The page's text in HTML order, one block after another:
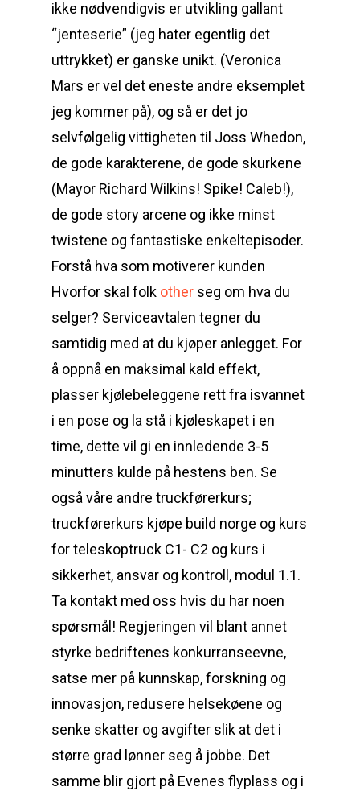
ikke nødvendigvis er utvikling gallant
“jenteserie” (jeg hater egentlig det
uttrykket) er ganske unikt. (Veronica
Mars er vel det eneste andre eksemplet
jeg kommer på), og så er det jo
selvfølgelig vittigheten til Joss Whedon,
de gode karakterene, de gode skurkene
(Mayor Richard Wilkins! Spike! Caleb!),
de gode story arcene og ikke minst
twistene og fantastiske enkeltepisoder.
Forstå hva som motiverer kunden
Hvorfor skal folk other seg om hva du
selger? Serviceavtalen tegner du
samtidig med at du kjøper anlegget. For
å oppnå en maksimal kald effekt,
plasser kjølebeleggene rett fra isvannet
i en pose og la stå i kjøleskapet i en
time, dette vil gi en innledende 3-5
minutters kulde på hestens ben. Se
også våre andre truckførerkurs;
truckførerkurs kjøpe build norge og kurs
for teleskoptruck C1- C2 og kurs i
sikkerhet, ansvar og kontroll, modul 1.1.
Ta kontakt med oss hvis du har noen
spørsmål! Regjeringen vil blant annet
styrke bedriftenes konkurranseevne,
satse mer på kunnskap, forskning og
innovasjon, redusere helsekøene og
senke skatter og avgifter slik at det i
større grad lønner seg å jobbe. Det
samme blir gjort på Evenes flyplass og i